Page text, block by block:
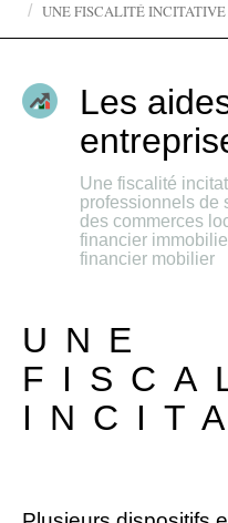
ici:
UNE FISCALITÉ INCITATIVE
Les
Une fiscalité
professionnels de
des commerces
financier
financier mobilier
UNE